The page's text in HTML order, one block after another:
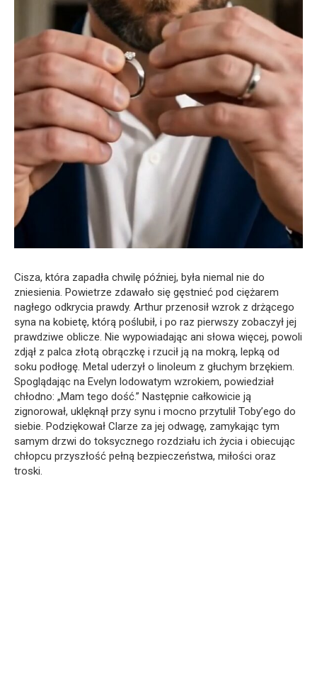
Cisza, która zapadła chwilę później, była niemal nie do
zniesienia. Powietrze zdawało się gęstnieć pod ciężarem
nagłego odkrycia prawdy. Arthur przenosił wzrok z drżącego
syna na kobietę, którą poślubił, i po raz pierwszy zobaczył jej
prawdziwe oblicze. Nie wypowiadając ani słowa więcej, powoli
zdjął z palca złotą obrączkę i rzucił ją na mokrą, lepką od
soku podłogę. Metal uderzył o linoleum z głuchym brzękiem.
Spoglądając na Evelyn lodowatym wzrokiem, powiedział
chłodno: „Mam tego dość.” Następnie całkowicie ją
zignorował, uklęknął przy synu i mocno przytulił Toby’ego do
siebie. Podziękował Clarze za jej odwagę, zamykając tym
samym drzwi do toksycznego rozdziału ich życia i obiecując
chłopcu przyszłość pełną bezpieczeństwa, miłości oraz
troski.